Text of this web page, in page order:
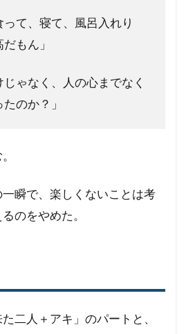
って、寝て、風呂入れり
もん」
じゃなく、人の心までなく
のか？」
瞬で、楽しくないことは考
のをやめた。
二人＋アキ」のパートと、